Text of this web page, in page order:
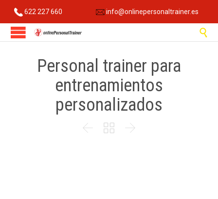
622 227 660 info@onlinepersonaltrainer.es

Personal trainer para
entrenamientos
personalizados
  